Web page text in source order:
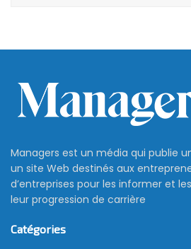
Managers est un média qui publie
un site Web destinés aux
d’entreprises pour les informer et
leur progression de carrière
Catégories